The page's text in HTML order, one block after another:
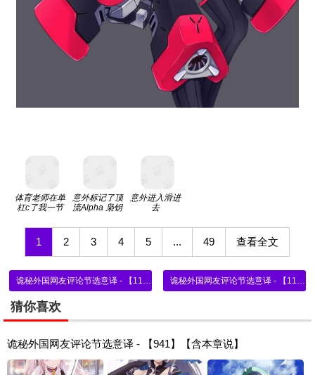
体育老师在单
杠c了我一节
意外标记了顶
流Alpha 枭钥
意外进入滑进
去
1 2 3 4 5 ... 49 查看全文
诡秘外国网友评论节选意译 - 【1148-1152】【含本章说】 诡秘外国网友评论节选意译 - 【1162-1165】【含本章说】
猜你喜欢
诡秘外国网友评论节选意译 - 【941】【含本章说】